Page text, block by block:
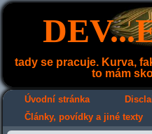
tady se pracuje. Kurva,
to mám
Úvodní stránka
Články, povídky a jiné texty